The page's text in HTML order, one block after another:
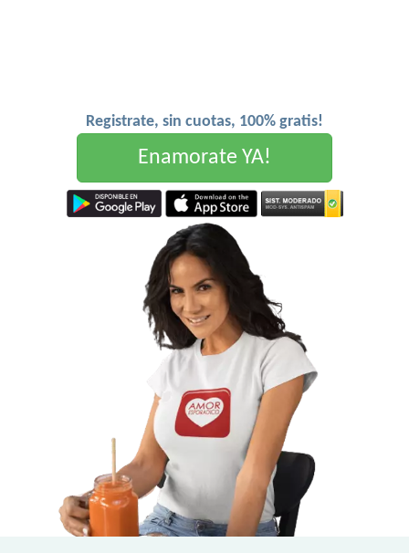
Registrate, sin cuotas, 100% gratis!
Enamorate YA!